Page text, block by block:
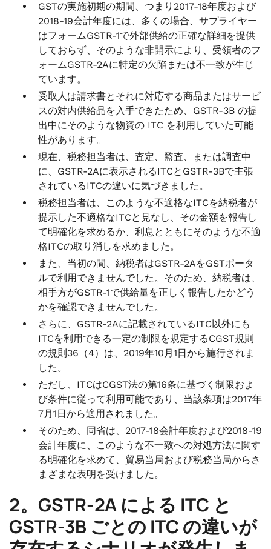
GSTの実施初期の期間、つまり2017-18年度および
2018-19会計年度には、多くの場合、サプライヤー
はフォームGSTR-1で外部供給の正確な詳細を提供
しておらず、そのような非開示により、受領者のフ
ォームGSTR-2Aに特定の欠陥または不一致が生じ
ています。
受取人は請求書とそれに対応する商品またはサービ
スの対内供給品を入手できたため、GSTR-3B の提
出中にそのような物資の ITC を利用していた可能
性があります。
現在、税務担当者は、査定、監査、または調査中
に、GSTR-2Aに表示されるITCとGSTR-3Bで主張
されているITCの違いに気づきました。
税務担当者は、このような不適格なITCを納税者が
提示した不適格なITCと見なし、その金額を報告し
て明確化を求めるか、利息とともにそのような不適
格ITCの取り消しを求めました。
また、当初の間、納税者はGSTR-2AをGSTポータ
ルで利用できませんでした。そのため、納税者は、
相手方がGSTR-1で供給量を正しく報告したかどう
かを確認できませんでした。
さらに、GSTR-2Aに記載されているITC以外にも
ITCを利用できる一定の制限を規定するCGST規則
の規則36（4）は、2019年10月1日から施行されま
した。
ただし、ITCはCGST法の第16条に基づく制限およ
び条件に従って利用可能であり、当該条項は2017年
7月1日から適用されました。
そのため、同省は、2017-18会計年度および2018-19
会計年度に、このような不一致への対処方法に関す
る明確化を求めて、貿易当局および税務当局からさ
まざまな表明を受けました。
2。GSTR-2A による ITC と
GSTR-3B ごとの ITC の違いが